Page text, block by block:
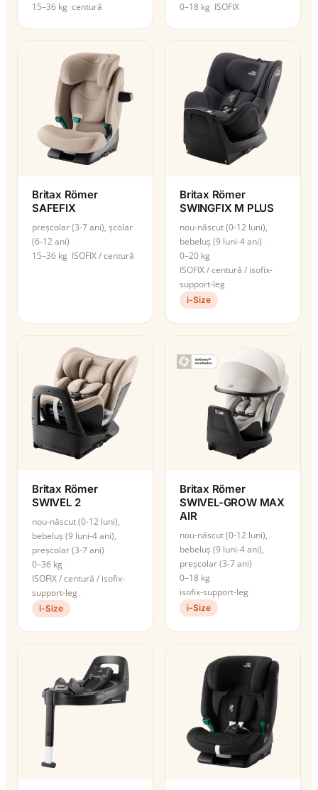
15–36 kg centură
0–18 kg ISOFIX
Britax Römer
SAFEFIX
preșcolar (3-7 ani), școlar
(6-12 ani)
15–36 kg ISOFIX / centură
Britax Römer
SWINGFIX M PLUS
nou-născut (0-12 luni),
bebeluș (9 luni-4 ani)
0–20 kg
ISOFIX / centură / isofix-
support-leg
i-Size
Britax Römer
SWIVEL 2
nou-născut (0-12 luni),
bebeluș (9 luni-4 ani),
preșcolar (3-7 ani)
0–36 kg
ISOFIX / centură / isofix-
support-leg
i-Size
Britax Römer
SWIVEL-GROW MAX
AIR
nou-născut (0-12 luni),
bebeluș (9 luni-4 ani),
preșcolar (3-7 ani)
0–18 kg
isofix-support-leg
i-Size